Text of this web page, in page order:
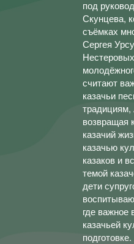
под
Скунцева,
съёмках
Сергея
считают
казачьи
возвращая
казачий
казачью
казаков и
темой
дети
где важное
казачьей
подготовке.